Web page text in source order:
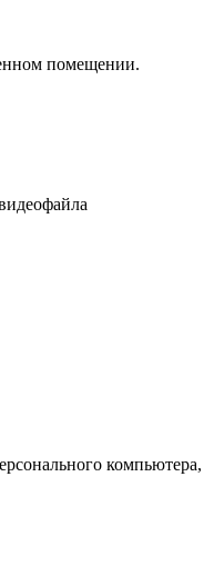
помещении.
компьютера,